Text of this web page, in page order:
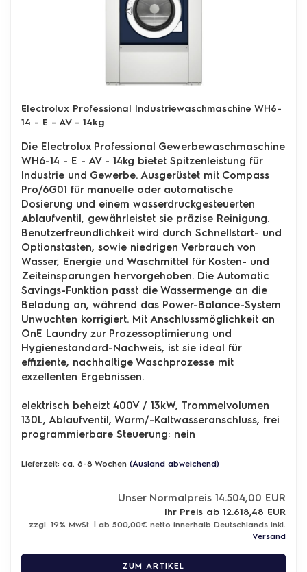
Electrolux Professional Industriewaschmaschine WH6-
14 - E - AV - 14kg
Die Electrolux Professional Gewerbewaschmaschine
WH6-14 - E - AV - 14kg bietet Spitzenleistung für
Industrie und Gewerbe. Ausgerüstet mit Compass
Pro/6G01 für manuelle oder automatische
Dosierung und einem wasserdruckgesteuerten
Ablaufventil, gewährleistet sie präzise Reinigung.
Benutzerfreundlichkeit wird durch Schnellstart- und
Optionstasten, sowie niedrigen Verbrauch von
Wasser, Energie und Waschmittel für Kosten- und
Zeiteinsparungen hervorgehoben. Die Automatic
Savings-Funktion passt die Wassermenge an die
Beladung an, während das Power-Balance-System
Unwuchten korrigiert. Mit Anschlussmöglichkeit an
OnE Laundry zur Prozessoptimierung und
Hygienestandard-Nachweis, ist sie ideal für
effiziente, nachhaltige Waschprozesse mit
exzellenten Ergebnissen.
elektrisch beheizt 400V / 13kW, Trommelvolumen
130L, Ablaufventil, Warm/-Kaltwasseranschluss, frei
programmierbare Steuerung: nein
Lieferzeit: ca. 6-8 Wochen (Ausland abweichend)
Unser Normalpreis 14.504,00 EUR
Ihr Preis ab 12.618,48 EUR
zzgl. 19% MwSt. | ab 500,00€ netto innerhalb Deutschlands inkl.
Versand
ZUM ARTIKEL